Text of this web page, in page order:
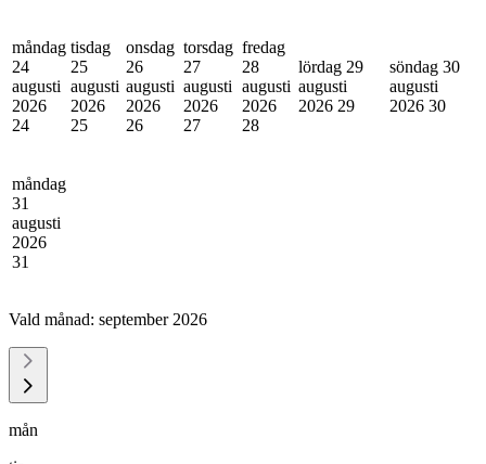
måndag
24
augusti
2026
24
tisdag
25
augusti
2026
25
onsdag
26
augusti
2026
26
torsdag
27
augusti
2026
27
fredag
28
augusti
2026
28
lördag 29
augusti
2026 29
söndag 30
augusti
2026 30
måndag
31
augusti
2026
31
Vald månad: september 2026
mån